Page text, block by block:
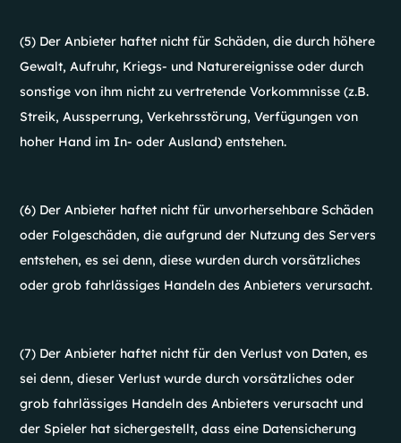
(5) Der Anbieter haftet nicht für Schäden, die durch höhere
Gewalt, Aufruhr, Kriegs- und Naturereignisse oder durch
sonstige von ihm nicht zu vertretende Vorkommnisse (z.B.
Streik, Aussperrung, Verkehrsstörung, Verfügungen von
hoher Hand im In- oder Ausland) entstehen.
(6) Der Anbieter haftet nicht für unvorhersehbare Schäden
oder Folgeschäden, die aufgrund der Nutzung des Servers
entstehen, es sei denn, diese wurden durch vorsätzliches
oder grob fahrlässiges Handeln des Anbieters verursacht.
(7) Der Anbieter haftet nicht für den Verlust von Daten, es
sei denn, dieser Verlust wurde durch vorsätzliches oder
grob fahrlässiges Handeln des Anbieters verursacht und
der Spieler hat sichergestellt, dass eine Datensicherung